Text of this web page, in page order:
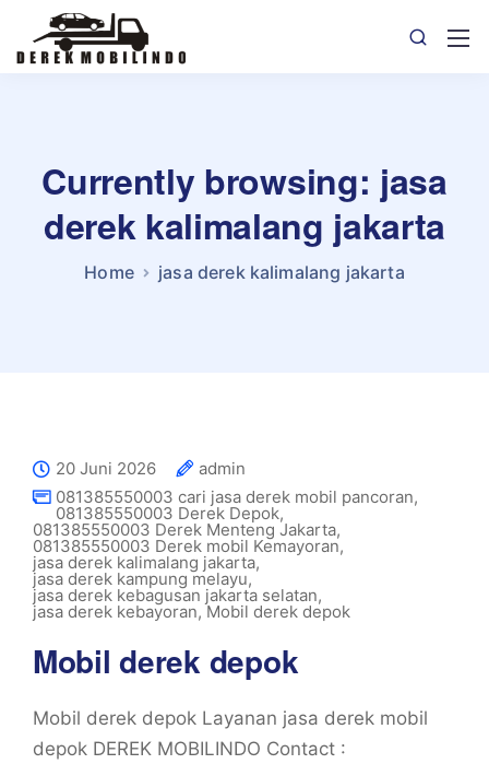
Currently browsing: jasa
derek kalimalang jakarta
Home jasa derek kalimalang jakarta
20 Juni 2026
admin
081385550003 cari jasa derek mobil pancoran,
081385550003 Derek Depok,
081385550003 Derek Menteng Jakarta,
081385550003 Derek mobil Kemayoran,
jasa derek kalimalang jakarta,
jasa derek kampung melayu,
jasa derek kebagusan jakarta selatan,
jasa derek kebayoran,Mobil derek depok
Mobil derek depok
Mobil derek depok Layanan jasa derek mobil
depok DEREK MOBILINDO Contact :